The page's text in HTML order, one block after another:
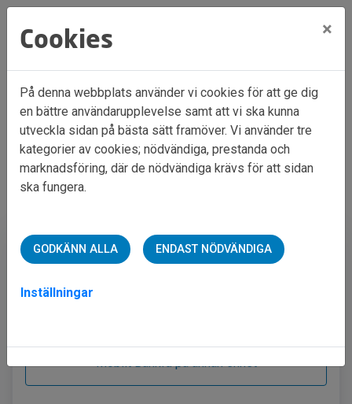
Hem Mina sidor
Mina sidor
Mobilt BankId på annan enhet
Cookies ×
På denna webbplats använder vi cookies för att ge dig
en bättre användarupplevelse samt att vi ska kunna
utveckla sidan på bästa sätt framöver. Vi använder tre
kategorier av cookies; nödvändiga, prestanda och
marknadsföring, där de nödvändiga krävs för att sidan
ska fungera.
GODKÄNN ALLA ENDAST NÖDVÄNDIGA
Inställningar